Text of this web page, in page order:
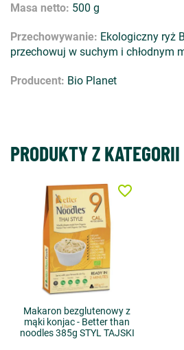
Masa netto: 500 g
Przechowywanie: Ekologiczny ryż
przechowuj w suchym i chłodnym
Producent: Bio Planet
PRODUKTY Z KATEGORII
Makaron bezglutenowy z
mąki konjac - Better than
noodles 385g STYL TAJSKI
favorite_border